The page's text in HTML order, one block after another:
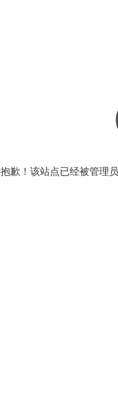
抱歉！该站点已经被管理